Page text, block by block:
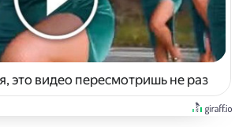
это видео пересмотришь не раз